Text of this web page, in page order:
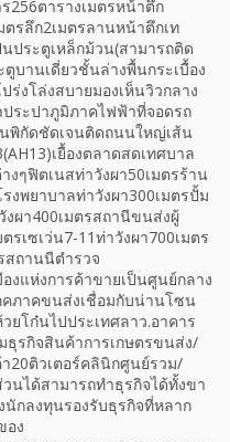
256ตารางเมตรหน้าตึก
ตรลึก2เมตรลานหน้าตึกเท
ประตูเหล็กม้วน(สามารถติด
บานเดี่ยวชั้นล่างพื้นกระเบื้อง
งโล่งสบายมองเห็นวิวกลาง
ประปาภูมิภาคไฟฟ้าที่จอดรถ
พิกัดชัดเจนติดถนนใหญ่เส้น
เยื้องตลาดสดเทศบาล
ๆฟิตเนสท่าวังผา50เมตรร้าน
งพยาบาลท่าวังผา300เมตรปั้ม
ผา400เมตรสถานีขนส่งผู้
รเซเว่น7-11ท่าวังผา700เมตร
สถานนีตำรวจ
องแห่งการค้าขายเป็นศูนย์กลาง
ภาคขนส่งเชื่อมกับน่านโซน
ยโก๋นไปประเทศลาว.อาคาร
ธุรกิจสินค้าการเกษตรขนส่ง/
20ติวเตอร์คลินิกศูนย์รวม/
นได้สามารถทำธุรกิจได้ทั้งขา
นักลงทุนรองรับธุรกิจที่หลาก
อง